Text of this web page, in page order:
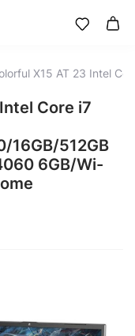
Core i7
16GB/512GB
6GB/Wi-